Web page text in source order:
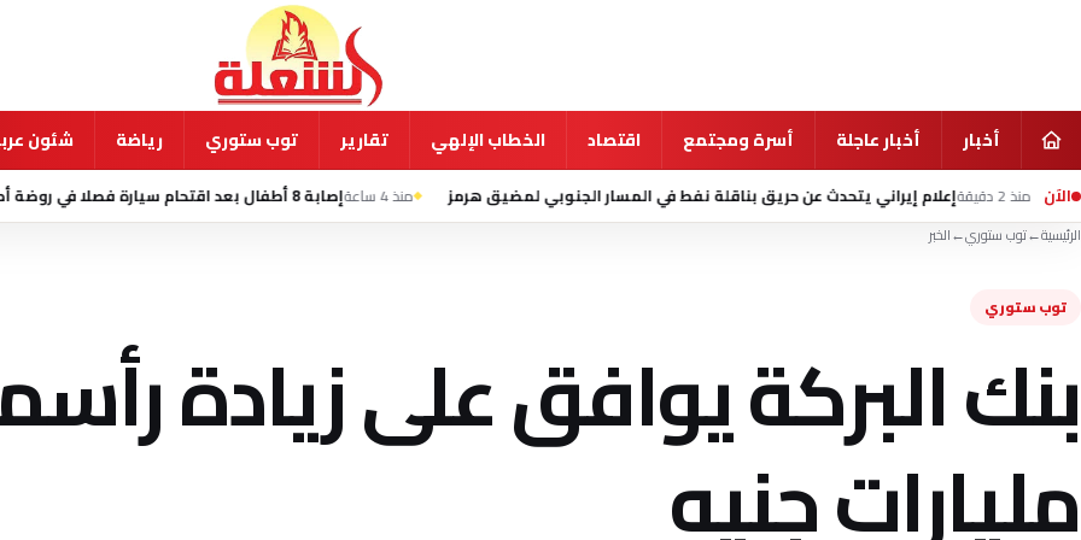
أخبار أخبار عاجلة أسرة ومجتمع اقتصاد الخطاب الإلهي تقارير توب ستوري رياضة شئون
الآن
إعلام إيراني يتحدث عن حريق بناقلة نفط في المسار الجنوبي لمضيق هرمز منذ 4 ساعة إصابة 8 أطفال بعد اقتحام سيارة فصلا في روضة أطفال بمدينة جلينديل الأمريكية
الرئيسية←توب ستوري←الخبر
توب ستوري
مليارات جنيه